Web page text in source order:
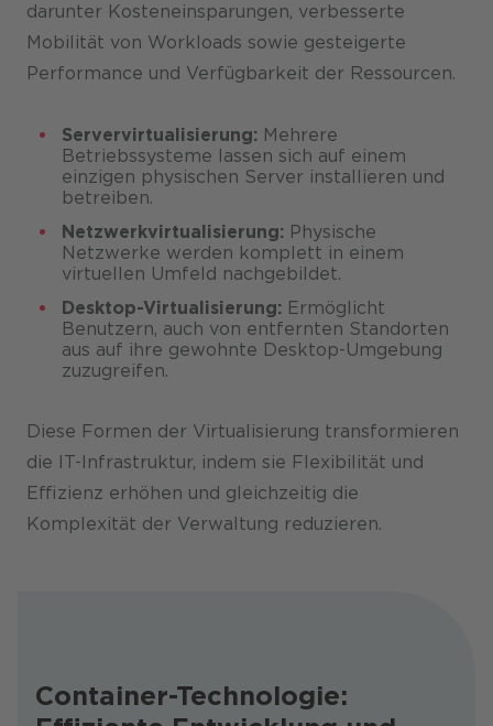
darunter Kosteneinsparungen, verbesserte
Mobilität von Workloads sowie gesteigerte
Performance und Verfügbarkeit der Ressourcen.
Servervirtualisierung: Mehrere
Betriebssysteme lassen sich auf einem
einzigen physischen Server installieren und
betreiben.
Netzwerkvirtualisierung: Physische
Netzwerke werden komplett in einem
virtuellen Umfeld nachgebildet.
Desktop-Virtualisierung: Ermöglicht
Benutzern, auch von entfernten Standorten
aus auf ihre gewohnte Desktop-Umgebung
zuzugreifen.
Diese Formen der Virtualisierung transformieren
die IT-Infrastruktur, indem sie Flexibilität und
Effizienz erhöhen und gleichzeitig die
Komplexität der Verwaltung reduzieren.
Container-Technologie: